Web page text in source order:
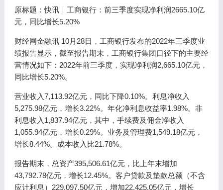
原标题：快讯｜工商银行：前三季度实现净利润2665.10亿
元，同比增长5.20%
财经网金融讯 10月28日，工商银行发布的2022年三季度业
绩报告显示，截至报告期末，工商银行集团口径下的主要经
营情况如下：2022年前三季度，实现净利润2,665.10亿元，
同比增长5.20%。
营业收入7,113.92亿元，同比下降0.10%。利息净收入
5,275.98亿元，增长3.22%。年化净利息收益率1.98%。非
利息收入1,837.94亿元，其中，手续费及佣金净收入
1,055.94亿元，增长0.29%。业务及管理费1,549.18亿元，
增长8.44%。成本收入比21.78%。
报告期末，总资产395,506.61亿元，比上年末增加
43,792.78亿元，增长12.45%。客户贷款及垫款总额（不含
应计利息）229,097.50亿元，增加22,425.05亿元，增长